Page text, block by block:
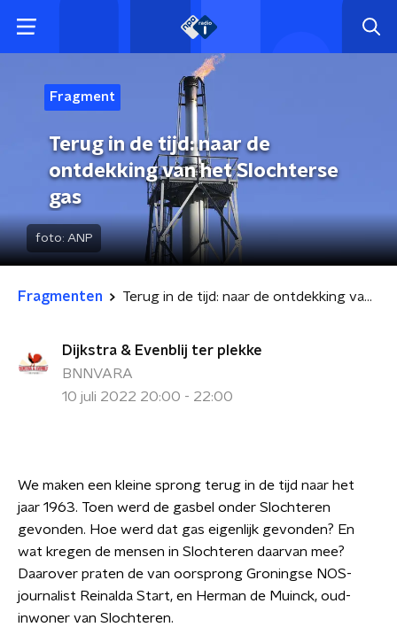
Fragment
Terug in de tijd: naar de
ontdekking van het Slochterse
gas
foto: ANP
Fragmenten Terug in de tijd: naar de ontdekking van het Slochterse gas
Dijkstra & Evenblij ter plekke
BNNVARA
10 juli 2022 20:00 - 22:00
We maken een kleine sprong terug in de tijd naar het
jaar 1963. Toen werd de gasbel onder Slochteren
gevonden. Hoe werd dat gas eigenlijk gevonden? En
wat kregen de mensen in Slochteren daarvan mee?
Daarover praten de van oorsprong Groningse NOS-
journalist Reinalda Start, en Herman de Muinck, oud-
inwoner van Slochteren.